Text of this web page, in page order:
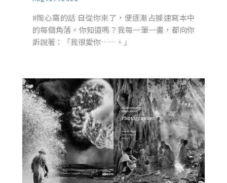
#掏心窩的話 自從你來了，便逐漸占據速寫本中
的每個角落。你知道嗎？我每一筆一畫，都向你
訴說著：「我很愛你……。」